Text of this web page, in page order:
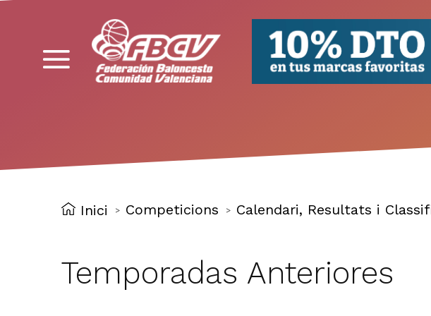
Inici > Competicions > Calendari, Resultats i
Temporadas Anteriores